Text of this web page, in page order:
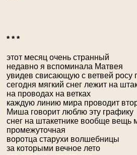
* * *
этот месяц очень странный
недавно я вспоминала Матвея
увидев свисающую с ветвей росу
сегодня мягкий снег лежит на
на проводах на ветках
каждую линию мира проводит
Миша говорит люблю эту графику
снег на штакетнике вообще вещь
промежуточная
воротца старухи волшебницы
за которыми вечное лето